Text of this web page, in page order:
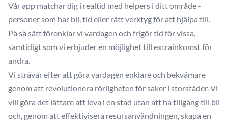
Vår app matchar dig i realtid med helpers i ditt område -
personer som har bil, tid eller rätt verktyg för att hjälpa till.
På så sätt förenklar vi vardagen och frigör tid för vissa,
samtidigt som vi erbjuder en möjlighet till extrainkomst för
andra.
Vi strävar efter att göra vardagen enklare och bekvämare
genom att revolutionera rörligheten för saker i storstäder. Vi
vill göra det lättare att leva i en stad utan att ha tillgång till bil
och, genom att effektivisera resursanvändningen, skapa en